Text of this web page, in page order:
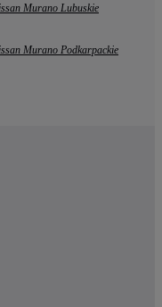
Murano Lubuskie
Murano Podkarpackie